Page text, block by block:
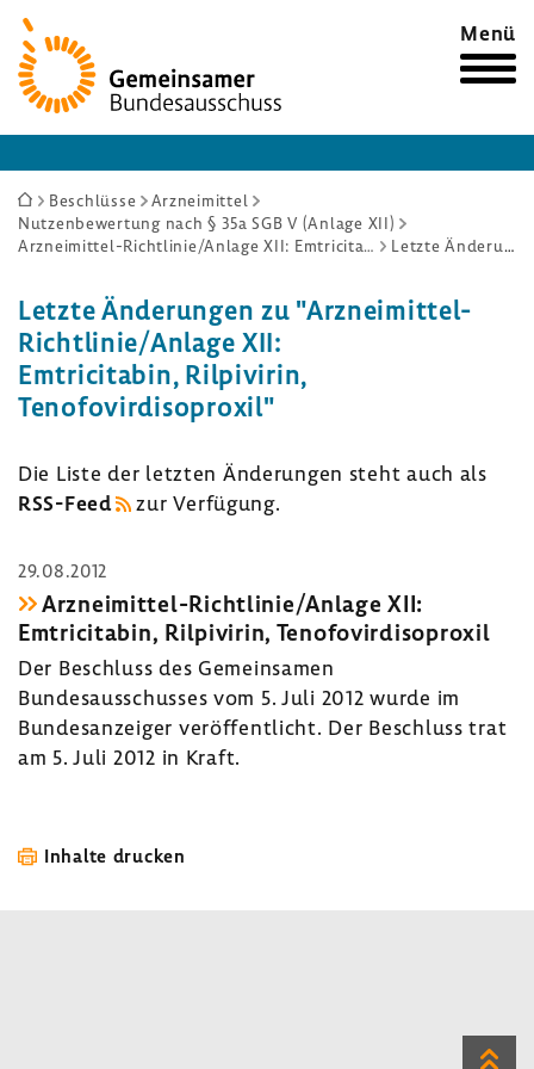
Zur
Startseite
Menü
Sie
sind
Beschlüsse
Arzneimittel
Nutzenbewertung nach § 35a SGB V (Anlage XII)
Arzneimittel-Richtlinie/Anlage XII: Emtricitabin, Rilpivirin, Tenofovirdisoproxil
Letzte Änderungen
Letzte Änderungen zu "Arzneimittel-
Richtlinie/Anlage XII:
Emtricitabin, Rilpivirin,
Tenofovirdisoproxil"
Die Liste der letzten Änderungen steht auch als
RSS-Feed
zur Verfügung.
29.08.2012
Arzneimittel-Richtlinie/Anlage XII:
Emtricitabin, Rilpivirin, Tenofovirdisoproxil
Der Beschluss des Gemeinsamen
Bundesausschusses vom 5. Juli 2012 wurde im
Bundesanzeiger veröffentlicht. Der Beschluss trat
am 5. Juli 2012 in Kraft.
Inhalte drucken
Zum